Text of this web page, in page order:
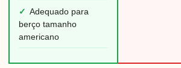
✓ Adequado para
berço tamanho
americano